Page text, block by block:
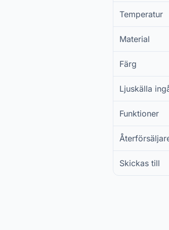
Temperatur
Material
Färg
Ljuskälla
Funktioner
Skickas till